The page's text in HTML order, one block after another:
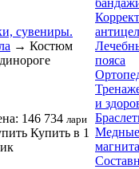
сувениры.
→ Костюм
146 734 лари
Купить в 1
пояса
и
Медные